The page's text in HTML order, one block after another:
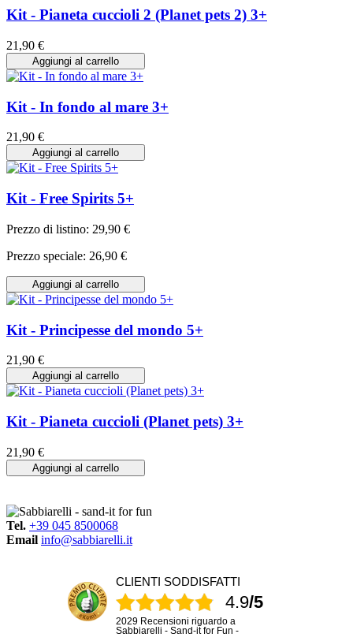
Kit - Pianeta cuccioli 2 (Planet pets 2) 3+
21,90 €
Aggiungi al carrello
Kit - In fondo al mare 3+
21,90 €
Aggiungi al carrello
Kit - Free Spirits 5+
Prezzo di listino: 29,90 €
Prezzo speciale: 26,90 €
Aggiungi al carrello
Kit - Principesse del mondo 5+
21,90 €
Aggiungi al carrello
Kit - Pianeta cuccioli (Planet pets) 3+
21,90 €
Aggiungi al carrello
Tel. +39 045 8500068
Email info@sabbiarelli.it
CLIENTI SODDISFATTI
4.9/5
2029 Recensioni riguardo a
Sabbiarelli - Sand-it for Fun -